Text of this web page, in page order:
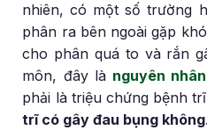
nhiên, có một số trường
phân ra bên ngoài gặp
cho phân quá to và rắn
môn, đây là nguyên
phải là triệu chứng bệnh
trĩ có gây đau bụng không.